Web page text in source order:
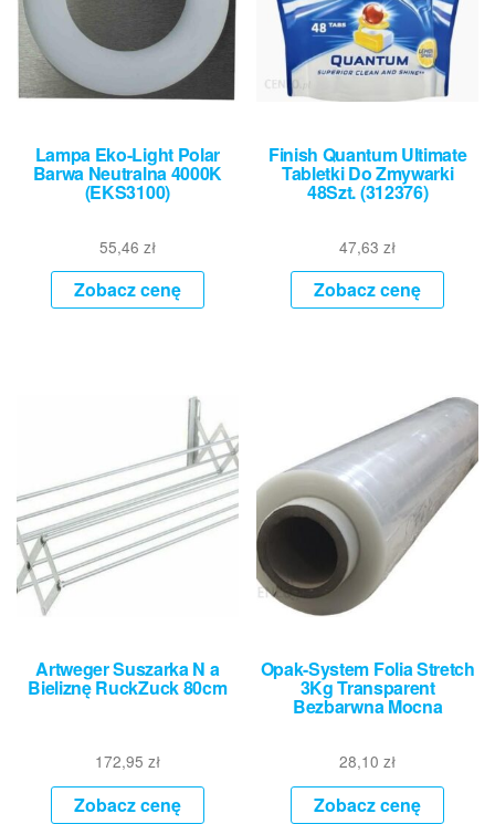
Lampa Eko-Light Polar
Barwa Neutralna 4000K
(EKS3100)
55,46 zł
Zobacz cenę
Finish Quantum Ultimate
Tabletki Do Zmywarki
48Szt. (312376)
47,63zł
Zobacz cenę
Artweger Suszarka N a
Bieliznę RuckZuck 80cm
172,95 zł
Zobacz cenę
Opak-System Folia Stretch
3Kg Transparent
Bezbarwna Mocna
28,10zł
Zobacz cenę